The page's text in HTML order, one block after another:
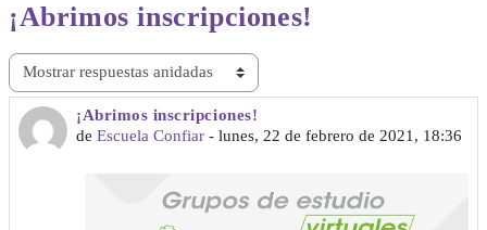
¡Abrimos inscripciones!
Mostrar modo
¡Abrimos inscripciones!
de Escuela Confiar - lunes, 22 de febrero de 2021, 18:36
Número de respuestas: 0